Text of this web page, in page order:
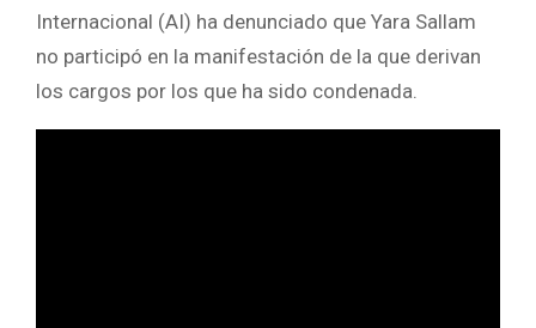
Internacional (AI) ha denunciado que Yara Sallam
no participó en la manifestación de la que derivan
los cargos por los que ha sido condenada.